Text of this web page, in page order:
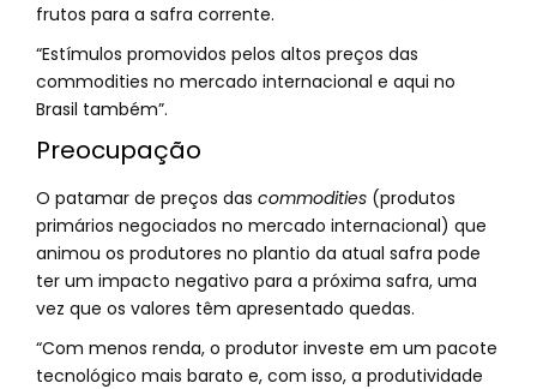
frutos para a safra corrente.
“Estímulos promovidos pelos altos preços das
commodities no mercado internacional e aqui no
Brasil também”.
Preocupação
O patamar de preços das commodities (produtos
primários negociados no mercado internacional) que
animou os produtores no plantio da atual safra pode
ter um impacto negativo para a próxima safra, uma
vez que os valores têm apresentado quedas.
“Com menos renda, o produtor investe em um pacote
tecnológico mais barato e, com isso, a produtividade